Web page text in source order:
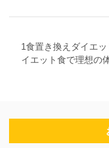
1食置き換えダイエ
イエット食で理想の